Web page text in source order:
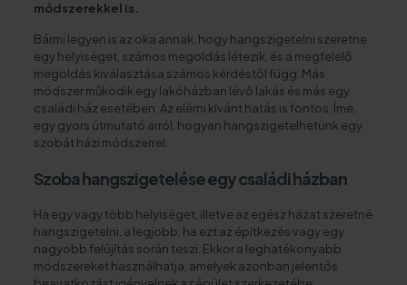
módszerekkel is.
Bármi legyen is az oka annak, hogy hangszigetelni szeretne
egy helyiséget, számos megoldás létezik, és a megfelelő
megoldás kiválasztása számos kérdéstől függ. Más
módszer működik egy lakóházban lévő lakás és más egy
családi ház esetében. Az elérni kívánt hatás is fontos. Íme,
egy gyors útmutató arról, hogyan hangszigetelhetünk egy
szobát házi módszerrel.
Szoba hangszigetelése egy családi házban
Ha egy vagy több helyiséget, illetve az egész házat szeretné
hangszigetelni, a legjobb, ha ezt az építkezés vagy egy
nagyobb felújítás során teszi. Ekkor a leghatékonyabb
módszereket használhatja, amelyek azonban jelentős